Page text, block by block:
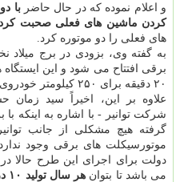
و اعلام نموده كه در حال حاضر با
كردن ماشین های فعلی صحبت
های فعلی را دو موتوره كرد.
به گفته وی، بزودی در برج میلاد
برقی افتتاح می شود و این ایستگاه
۲۰ دقیقه برای ۲۵۰ كیلومتر خودروی برقی را شارژ كنند.
علاوه بر این، اخیراً سید زمان
شركت توانیر - با اشاره به اینكه
گرفته هیچ مشكلی از جانب
موتورسیكلت های برقی وجود
دولت برای اجرای این طرح حالا
می باشد تا بتوان